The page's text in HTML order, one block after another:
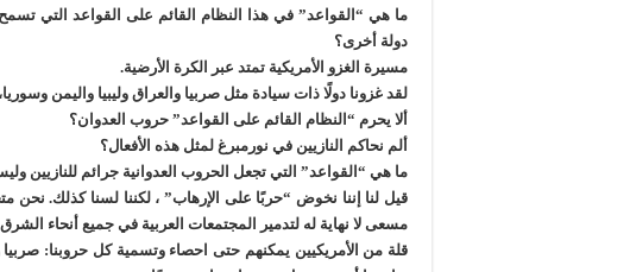
ما هي “القواعد” في هذا النظام القائم على القواعد التي
دولة أخرى؟
مسيرة الغزو الأمريكية تمتد عبر الكرة الأرضية.
لقد غزونا دولًا ذات سيادة مثل صربيا والعراق وليبيا واليمن
ألا يحرم “النظام القائم على القواعد” حروب العدوان؟
ألم نحاكم النازيين في نورمبرغ لمثل هذه الأفعال؟
ما هي “القواعد” التي تجعل الحروب العدوانية جرائم للنازيين
قيل لنا إننا نخوض “حربًا على الإرهاب” ، لكننا لسنا كذلك. نحن
مسعى لا نهاية له لتدمير المجتمعات العربية في جميع أنحاء
قلة من الأمريكيين يمكنهم حتى احصاء وتسمية كل حروبنا: صربيا